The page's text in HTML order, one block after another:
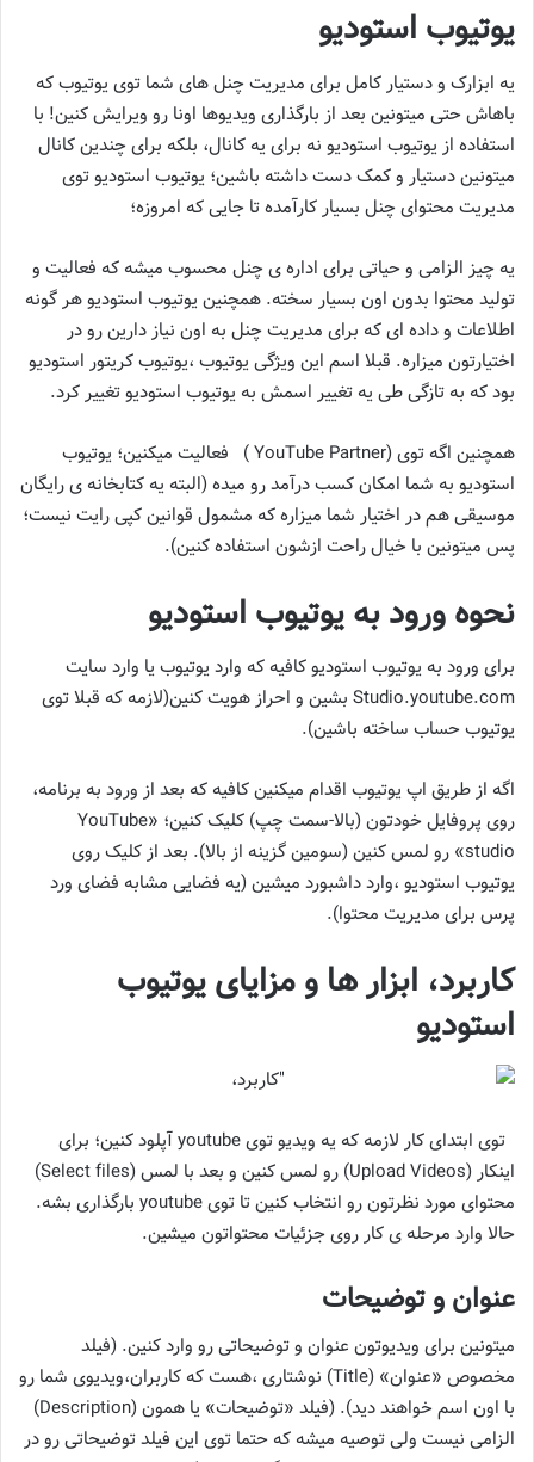
یوتیوب استودیو
یه ابزارک و دستیار کامل برای مدیریت چنل های شما توی یوتیوب که
باهاش حتی میتونین بعد از بارگذاری ویدیوها اونا رو ویرایش کنین! با
استفاده از یوتیوب استودیو نه برای یه کانال، بلکه برای چندین کانال
میتونین دستیار و کمک دست داشته باشین؛ یوتیوب استودیو توی
مدیریت محتوای چنل بسیار کارآمده تا جایی که امروزه؛
یه چیز الزامی و حیاتی برای اداره ی چنل محسوب میشه که فعالیت و
تولید محتوا بدون اون بسیار سخته. همچنین یوتیوب استودیو هر گونه
اطلاعات و داده ای که برای مدیریت چنل به اون نیاز دارین رو در
اختیارتون میزاره. قبلا اسم این ویژگی یوتیوب ،یوتیوب کریتور استودیو
بود که به تازگی طی یه تغییر اسمش به یوتیوب استودیو تغییر کرد.
همچنین اگه توی (YouTube Partner ) فعالیت میکنین؛ یوتیوب
استودیو به شما امکان کسب درآمد رو میده (البته یه کتابخانه ی رایگان
موسیقی هم در اختیار شما میزاره که مشمول قوانین کپی رایت نیست؛
پس میتونین با خیال راحت ازشون استفاده کنین).
نحوه ورود به یوتیوب استودیو
برای ورود به یوتیوب استودیو کافیه که وارد یوتیوب یا وارد سایت
Studio.youtube.com بشین و احراز هویت کنین(لازمه که قبلا توی
یوتیوب حساب ساخته باشین).
اگه از طریق اپ یوتیوب اقدام میکنین کافیه که بعد از ورود به برنامه،
روی پروفایل خودتون (بالا-سمت چپ) کلیک کنین؛ «YouTube
studio» رو لمس کنین (سومین گزینه از بالا). بعد از کلیک روی
یوتیوب استودیو ،وارد داشبورد میشین (یه فضایی مشابه فضای ورد
پرس برای مدیریت محتوا).
کاربرد، ابزار ها و مزایای یوتیوب
استودیو
توی ابتدای کار لازمه که یه ویدیو توی youtube آپلود کنین؛ برای
اینکار (Upload Videos) رو لمس کنین و بعد با لمس (Select files)
محتوای مورد نظرتون رو انتخاب کنین تا توی youtube بارگذاری بشه.
حالا وارد مرحله ی کار روی جزئیات محتواتون میشین.
عنوان و توضیحات
میتونین برای ویدیوتون عنوان و توضیحاتی رو وارد کنین. (فیلد
مخصوص «عنوان» (Title) نوشتاری ،هست که کاربران،ویدیوی شما رو
با اون اسم خواهند دید). (فیلد «توضیحات» یا همون (Description)
الزامی نیست ولی توصیه میشه که حتما توی این فیلد توضیحاتی رو در